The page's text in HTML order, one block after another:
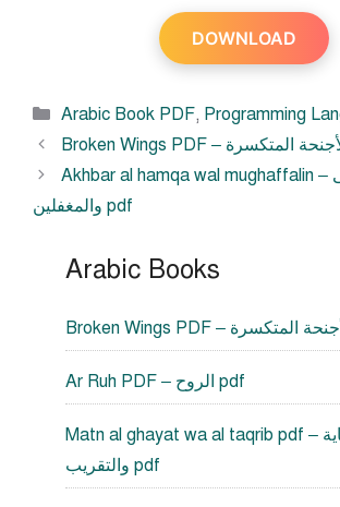
DOWNLOAD
Categories
Arabic Book PDF, Programming
Akhbar al hamqa wal mughaffalin – اخبار الحمقى
والمغفلين pdf
Arabic Books
Ar Ruh PDF – الروح pdf
Matn al ghayat wa al taqrib pdf – متن الغاية
والتقريب pdf